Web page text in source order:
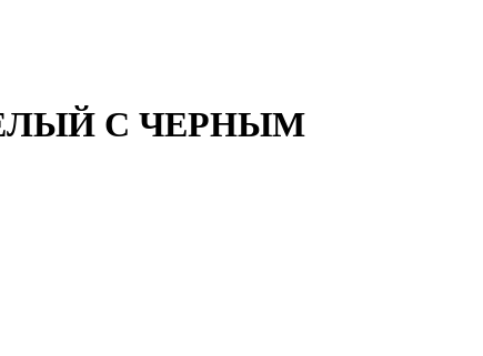
БЕЛЫЙ С ЧЕРНЫМ